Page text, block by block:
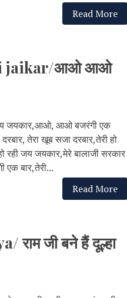
Read More
jaikar/आओ आओ
जयकार,आओ, आओ बजरंगी एक
तेरा खूब सजा दरबार,तेरी हो
रही जय जयकार,मेरे बालाजी सरकार
बार,तेरी...
Read More
जी बने हैं दूल्हा